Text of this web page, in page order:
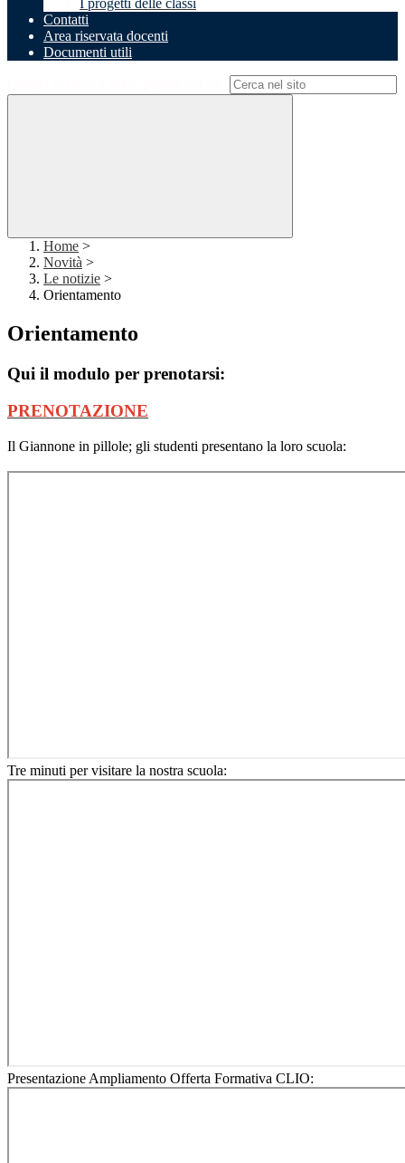
I progetti delle classi
Contatti
Area riservata docenti
Documenti utili
Home >
Novità >
Le notizie >
Orientamento
Orientamento
Qui il modulo per prenotarsi:
PRENOTAZIONE
Il Giannone in pillole; gli studenti presentano la loro scuola:
Tre minuti per visitare la nostra scuola:
Presentazione Ampliamento Offerta Formativa CLIO: